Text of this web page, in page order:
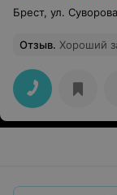
Брест, ул.
Отзыв. Хороший